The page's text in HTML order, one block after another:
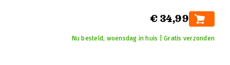
€ 34,99
Nu besteld, woensdag in huis | Gratis verzonden